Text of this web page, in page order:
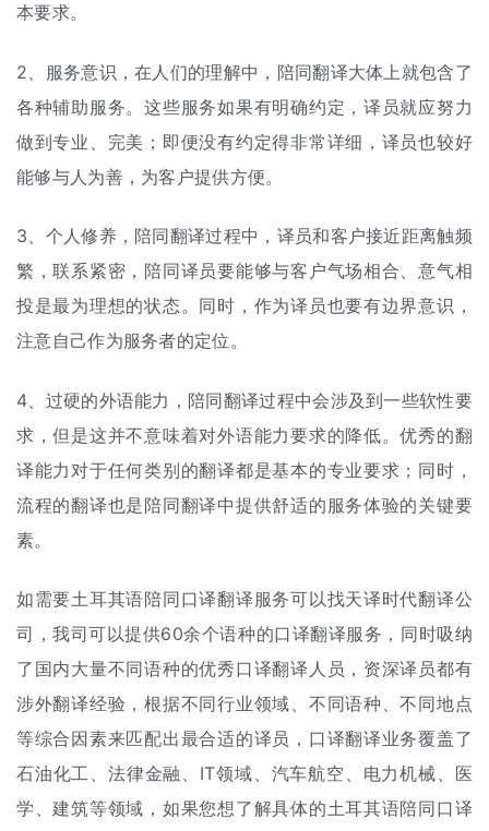
本要求。
2、服务意识，在人们的理解中，陪同翻译大体上就包含了
各种辅助服务。这些服务如果有明确约定，译员就应努力
做到专业、完美；即便没有约定得非常详细，译员也较好
能够与人为善，为客户提供方便。
3、个人修养，陪同翻译过程中，译员和客户接近距离触频
繁，联系紧密，陪同译员要能够与客户气场相合、意气相
投是最为理想的状态。同时，作为译员也要有边界意识，
注意自己作为服务者的定位。
4、过硬的外语能力，陪同翻译过程中会涉及到一些软性要
求，但是这并不意味着对外语能力要求的降低。优秀的翻
译能力对于任何类别的翻译都是基本的专业要求；同时，
流程的翻译也是陪同翻译中提供舒适的服务体验的关键要
素。
如需要土耳其语陪同口译翻译服务可以找天译时代翻译公
司，我司可以提供60余个语种的口译翻译服务，同时吸纳
了国内大量不同语种的优秀口译翻译人员，资深译员都有
涉外翻译经验，根据不同行业领域、不同语种、不同地点
等综合因素来匹配出最合适的译员，口译翻译业务覆盖了
石油化工、法律金融、IT领域、汽车航空、电力机械、医
学、建筑等领域，如果您想了解具体的土耳其语陪同口译